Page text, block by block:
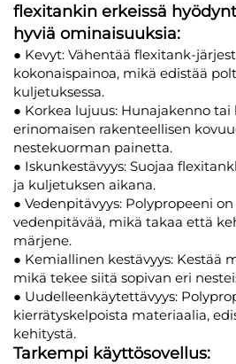
flexitankin erkeissä
hyviä ominaisuuksia:
● Kevyt: Vähentää flexitank-
kokonaispainoa, mikä edistää
kuljetuksessa.
● Korkea lujuus: Hunajakenno
erinomaisen rakenteellisen
nestekuorman painetta.
● Iskunkestävyys: Suojaa
ja kuljetuksen aikana.
● Vedenpitävyys: Polypropeeni on
vedenpitävää, mikä takaa että
märjene.
● Kemiallinen kestävyys: Kestää
mikä tekee siitä sopivan eri
● Uudelleenkäytettävyys:
kierrätyskelpoista materiaalia,
kehitystä.
Tarkempi käyttösovellus: